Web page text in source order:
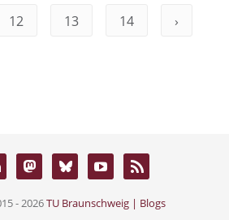
12 13 14 ›
- 2026TU Braunschweig | Blogs